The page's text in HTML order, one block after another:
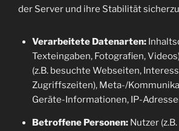
der Server und ihre Stabilität
Verarbeitete Datenarten:
Texteingaben, Fotografien,
(z.B. besuchte Webseiten,
Zugriffszeiten), Meta-/
Geräte-Informationen, IP-
Betroffene Personen:Nutzer (z.B.